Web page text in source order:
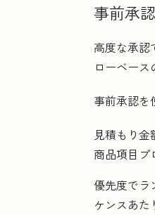
事前承認
高度な承認
ローベース
事前承認を
見積もり
商品項目プ
優先度でラ
ケンスあた